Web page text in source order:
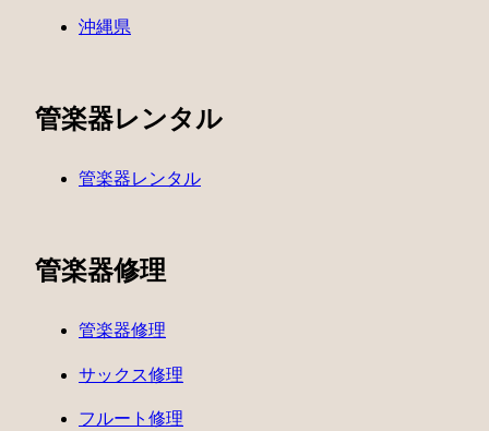
沖縄県
管楽器レンタル
管楽器レンタル
管楽器修理
管楽器修理
サックス修理
フルート修理